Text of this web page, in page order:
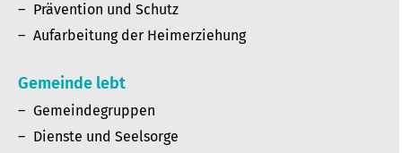
Prävention und Schutz
Aufarbeitung der Heimerziehung
Gemeinde lebt
Gemeindegruppen
Dienste und Seelsorge